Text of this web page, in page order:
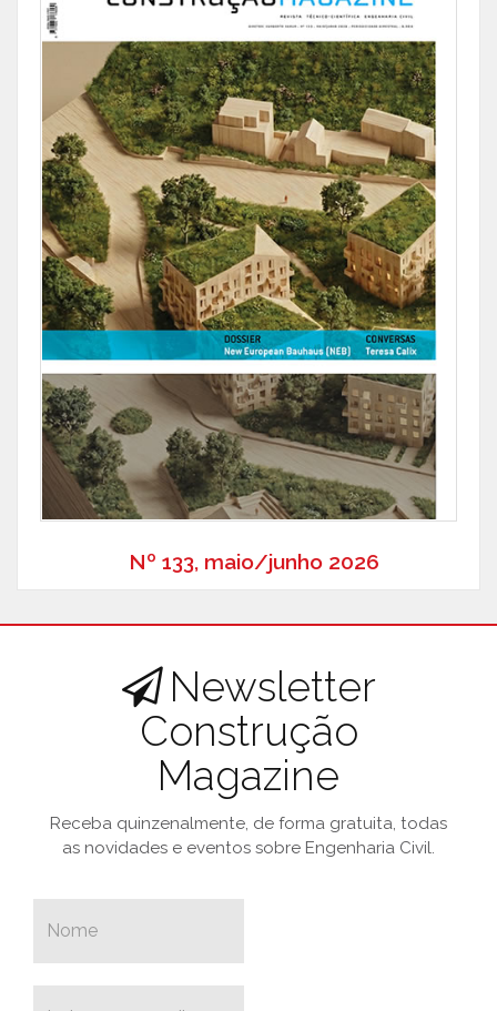
Nº 133, maio/junho 2026
Newsletter
Construção
Magazine
Receba quinzenalmente, de forma gratuita, todas
as novidades e eventos sobre Engenharia Civil.